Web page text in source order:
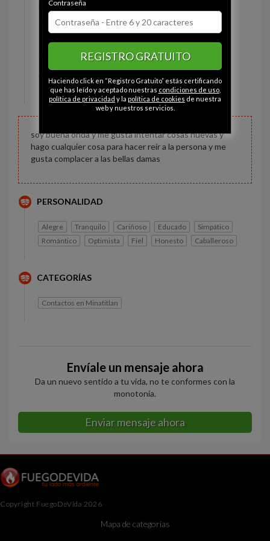
Estado civil:
Ojos: Marrón
Constitución: Delgado
Altura: 175 cm
Peso: 65 kg
soy buena onda y me gusta intentar cosas nuevas y
hago cualquier cosa para hacer reír a la persona y me
gusta complacer a las bellas damas
PERSONALIDAD
Alegre Tranquilo Cariñoso Educado
Simpático
Romántico
Optimista Fiel Honesto Caballeroso
CATEGORÍAS
Contactos en Minatitlan
Envíale un mensaje ahora
Da un nuevo sentido a tu vida, no te conformes con la
monotonía.
Enviar mensaje ahora
Contraseña
REGISTRO GRATUITO
Haciendo click en “Registro Gratuito” estás certificando
que has leído y aceptado nuestras condiciones de uso,
política de privacidad y la política de cookies de nuestra
web y nuestros servicios.
Copyright FuegoDeVida 2026
Mapa de categorías